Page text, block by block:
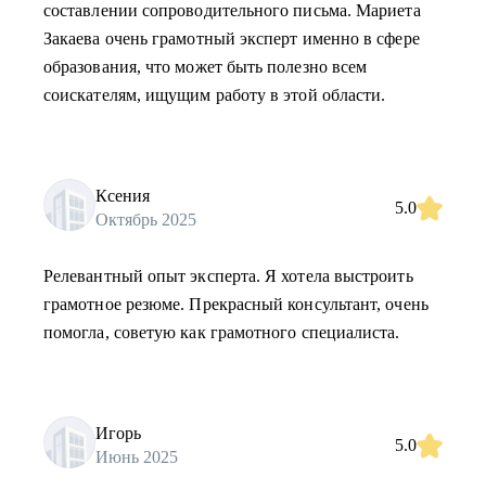
составлении сопроводительного письма. Мариета
Закаева очень грамотный эксперт именно в сфере
образования, что может быть полезно всем
соискателям, ищущим работу в этой области.
Ксения
Октябрь 2025
5.0
Релевантный опыт эксперта. Я хотела выстроить
грамотное резюме. Прекрасный консультант, очень
помогла, советую как грамотного специалиста.
Игорь
Июнь 2025
5.0